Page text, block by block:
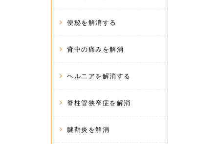
便秘を解消する
背中の痛みを解消
ヘルニアを解消する
脊柱管狭窄症を解消
腱鞘炎を解消